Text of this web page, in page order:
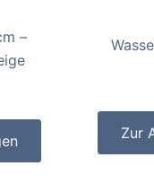
–
Zur